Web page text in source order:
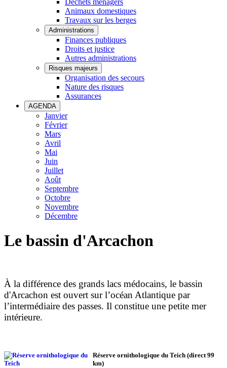
Déchets ménagers
Animaux domestiques
Travaux sur les berges
Administrations
Finances publiques
Droits et justice
Autres administrations
Risques majeurs
Organisation des secours
Nature des risques
Assurances
AGENDA
Janvier
Février
Mars
Avril
Mai
Juin
Juillet
Août
Septembre
Octobre
Novembre
Décembre
Le bassin d'Arcachon
À la différence des grands lacs médocains, le bassin
d'Arcachon est ouvert sur l’océan Atlantique par
l’intermédiaire des passes. Il constitue une petite mer
intérieure.
Réserve ornithologique du Teich (direct 99
km)